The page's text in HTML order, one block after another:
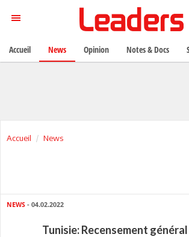
Accueil News
NEWS - 04.02.2022
Tunisie: Recensement
Accueil News Opinion Notes & Docs